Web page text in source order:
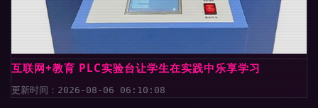
互联网+教育 PLC实验台让学生在实践中乐享学习
更新时间：2026-08-06 06:10:08